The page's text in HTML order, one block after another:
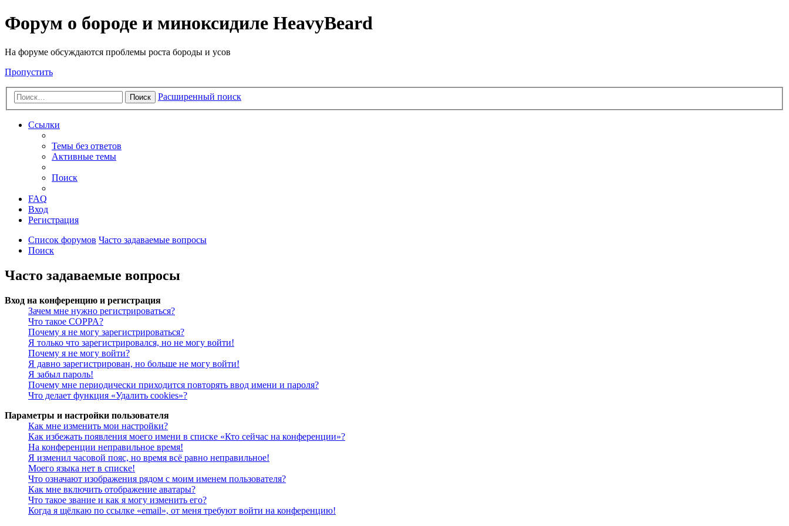
Форум о бороде и миноксидиле HeavyBeard
На форуме обсуждаются проблемы роста бороды и усов
Пропустить
Поиск Расширенный поиск
Ссылки
Темы без ответов
Активные темы
Поиск
FAQ
Вход
Регистрация
Список форумов Часто задаваемые вопросы
Поиск
Часто задаваемые вопросы
Вход на конференцию и регистрация
Зачем мне нужно регистрироваться?
Что такое COPPA?
Почему я не могу зарегистрироваться?
Я только что зарегистрировался, но не могу войти!
Почему я не могу войти?
Я давно зарегистрирован, но больше не могу войти!
Я забыл пароль!
Почему мне периодически приходится повторять ввод имени и пароля?
Что делает функция «Удалить cookies»?
Параметры и настройки пользователя
Как мне изменить мои настройки?
Как избежать появления моего имени в списке «Кто сейчас на конференции»?
На конференции неправильное время!
Я изменил часовой пояс, но время всё равно неправильное!
Моего языка нет в списке!
Что означают изображения рядом с моим именем пользователя?
Как мне включить отображение аватары?
Что такое звание и как я могу изменить его?
Когда я щёлкаю по ссылке «email», от меня требуют войти на конференцию!